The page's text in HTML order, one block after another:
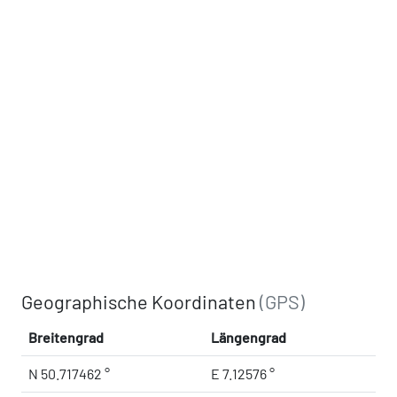
Geographische Koordinaten(GPS)
Breitengrad Längengrad
N 50.717462 ° E 7.12576 °